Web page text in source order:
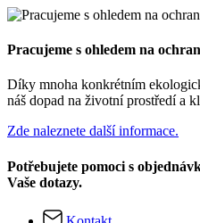
Pracujeme s ohledem na
Díky mnoha konkrétním
náš dopad na životní prostředí a
Zde naleznete další informace.
Potřebujete pomoci s
Vaše dotazy.